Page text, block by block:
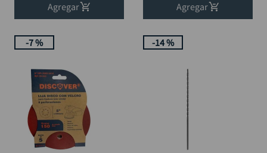
Agregar
Agregar
-7 % -14 %